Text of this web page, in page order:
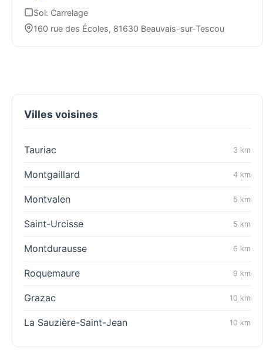
Sol: Carrelage
160 rue des Écoles, 81630 Beauvais-sur-Tescou
Villes voisines
Tauriac 3 km
Montgaillard 4 km
Montvalen 5 km
Saint-Urcisse 5 km
Montdurausse 6 km
Roquemaure 9 km
Grazac 10 km
La Sauzière-Saint-Jean 10 km